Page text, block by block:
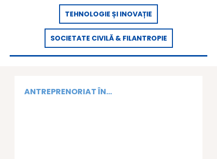
TEHNOLOGIE ȘI INOVAȚIE
SOCIETATE CIVILĂ & FILANTROPIE
ANTREPRENORIAT ÎN...